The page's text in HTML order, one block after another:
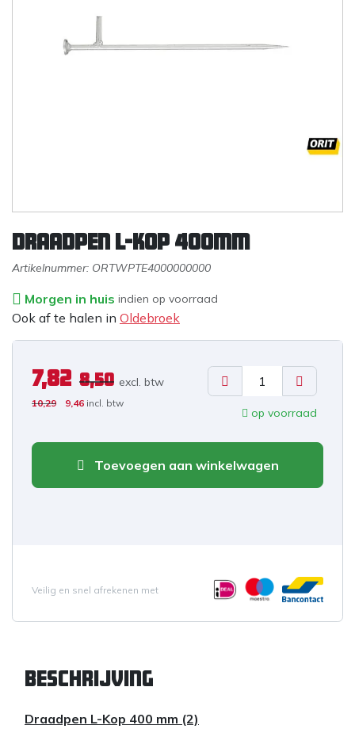
Draadpen L-kop 400mm
Artikelnummer: ORTWPTE4000000000
Morgen in huis indien op voorraad
Ook af te halen in Oldebroek
7,82 8,50 excl. btw
10,29 9,46 incl. btw
op voorraad
Toevoegen aan winkelwagen
Veilig en snel afrekenen met
Beschrijving
Draadpen L-Kop 400 mm (2)